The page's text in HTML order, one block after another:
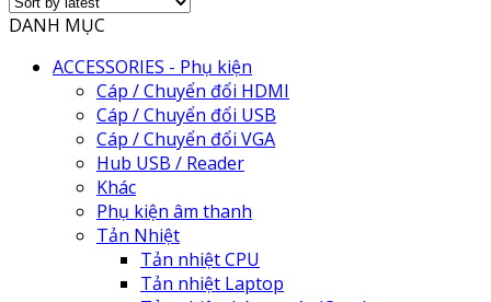
DANH MỤC
ACCESSORIES - Phụ kiện
Cáp / Chuyển đổi HDMI
Cáp / Chuyển đổi USB
Cáp / Chuyển đổi VGA
Hub USB / Reader
Khác
Phụ kiện âm thanh
Tản Nhiệt
Tản nhiệt CPU
Tản nhiệt Laptop